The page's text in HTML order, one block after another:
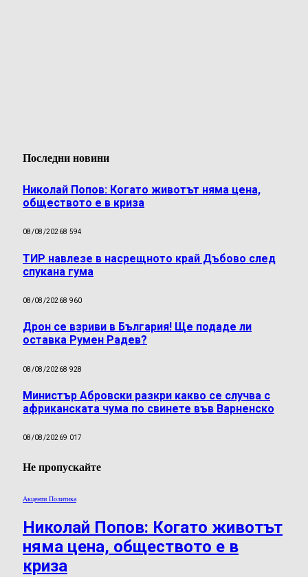
Последни новини
Николай Попов: Когато животът няма цена,
обществото е в криза
08/08/20268 594
ТИР навлезе в насрещното край Дъбово след
спукана гума
08/08/20268 960
Дрон се взриви в България! Ще подаде ли
оставка Румен Радев?
08/08/20268 928
Министър Абровски разкри какво се случва с
африканската чума по свинете във Варненско
08/08/20269 017
Не пропускайте
Акценти Политика
Николай Попов: Когато животът
няма цена, обществото е в
криза